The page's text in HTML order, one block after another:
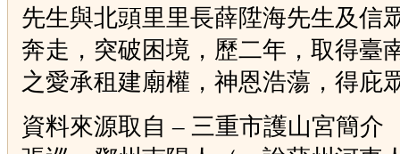
先生與北頭里里長薛陞海先生及信
奔走，突破困境，歷二年，取得臺
之愛承租建廟權，神恩浩蕩，得庇
資料來源取自 – 三重市護山宮簡介